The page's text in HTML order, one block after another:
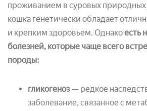
проживанием в суровых природных
кошка генетически обладает
и крепким здоровьем. Однакоесть
болезней, которые чаще всего
породы:
гликогеноз— редкое
заболевание, связанное с